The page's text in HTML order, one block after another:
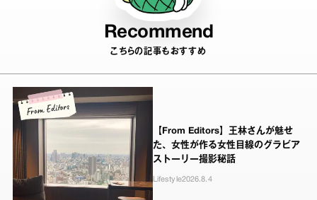
Recommend
こちらの記事もおすすめ
【From Editors】王林さんが魅せ
た、女性が作る女性目線のグラビア
ストーリー撮影秘話
Lifestyle2026.8.4